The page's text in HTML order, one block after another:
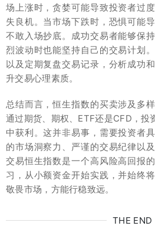
场上涨时，贪婪可能导致投资者过
失良机。当市场下跌时，恐惧可能
不敢入场抄底。成功交易者能够保
烈波动时也能坚持自己的交易计划
以及定期复盘交易记录，分析成功
升交易心理素质。
总结而言，恒生指数的买卖涉及多
通过期货、期权、ETF还是CFD，投
中获利。这并非易事，需要投资者
的市场洞察力、严谨的交易纪律以
交易恒生指数是一个高风险高回报
习，从小额资金开始实践，并始终
敬畏市场，方能行稳致远。
THE END